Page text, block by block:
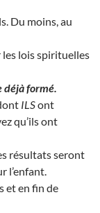
Du moins, au
lois spirituelles
formé.
ILSont
qu’ils ont
résultats seront
l’enfant.
et en fin de